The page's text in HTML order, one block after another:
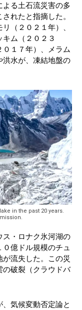
る土石流災害の多
れたと指摘した。
（２０２１年）、
ム（２０２３
１７年）、メラム
洪水が、凍結地盤の
in the past 20 years.
ス・ロナク氷河湖の
億ドル規模のチュ
流失した。この災
の破裂（クラウドバ
気候変動否定論と